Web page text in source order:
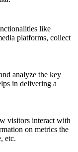
like
platforms, collect
analyze the key
in delivering a
visitors interact with
on metrics the
etc.